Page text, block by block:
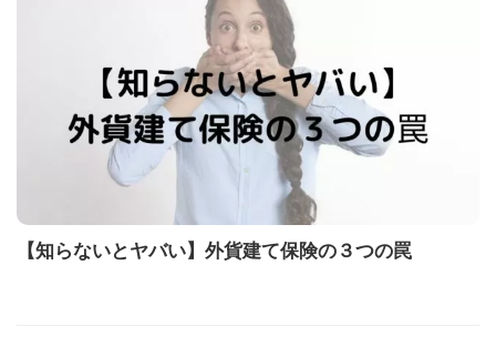
【知らないとヤバい】外貨建て保険の３つの罠